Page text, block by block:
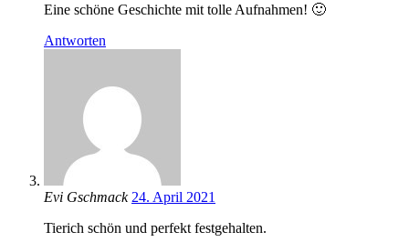
Eine schöne Geschichte mit tolle Aufnahmen! 🙂
Antworten
Evi Gschmack 24. April 2021
Tierich schön und perfekt festgehalten.